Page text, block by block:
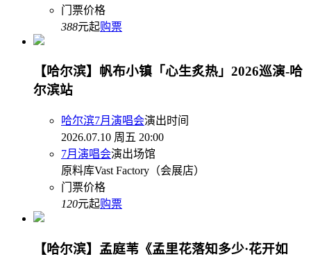
门票价格
388元起购票
【哈尔滨】帆布小镇「心生炙热」2026巡演-哈
尔滨站
哈尔滨7月演唱会演出时间
2026.07.10 周五 20:00
7月演唱会演出场馆
原料库Vast Factory（会展店）
门票价格
120元起购票
【哈尔滨】孟庭苇《孟里花落知多少·花开如